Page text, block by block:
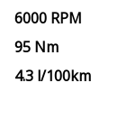
6000 RPM
95 Nm
4.3 l/100km